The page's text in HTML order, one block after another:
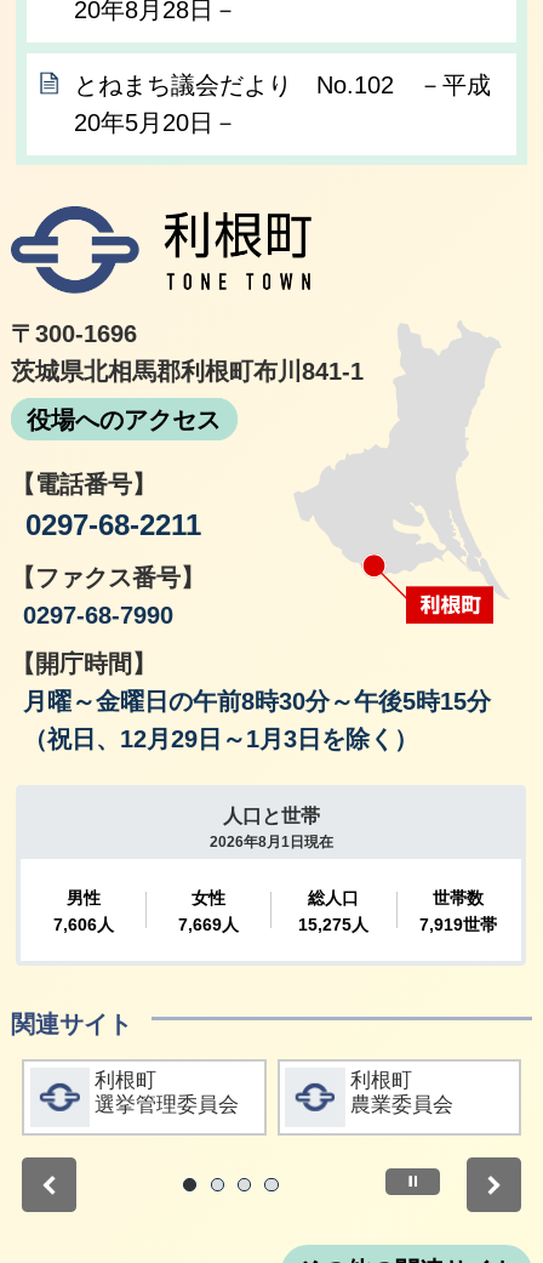
20年8月28日－
とねまち議会だより No.102 －平成
20年5月20日－
〒300-1696
茨城県北相馬郡利根町布川841-1
役場へのアクセス
【電話番号】
0297-68-2211
【ファクス番号】
0297-68-7990
【開庁時間】
月曜～金曜日の午前8時30分～午後5時15分
（祝日、12月29日～1月3日を除く）
関連サイト
詳細をみる
利根町
選挙管理委員会
詳細をみる
利根町
農業委員会
停止